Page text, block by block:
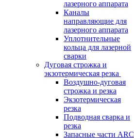
лазерного аппарата
Каналы
направляющие для
лазерного аппарата
Уплотнительные
кольца для лазерной
сварки
Дуговая строжка и
экзотермическая резка
Воздушно-дуговая
строжка и резка
Экзотермическая
резка
Подводная сварка и
резка
Запасные части ARC